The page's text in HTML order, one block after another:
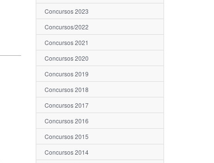
Concursos 2023
Concursos/2022
Concursos 2021
Concursos 2020
Concursos 2019
Concursos 2018
Concursos 2017
Concursos 2016
Concursos 2015
Concursos 2014